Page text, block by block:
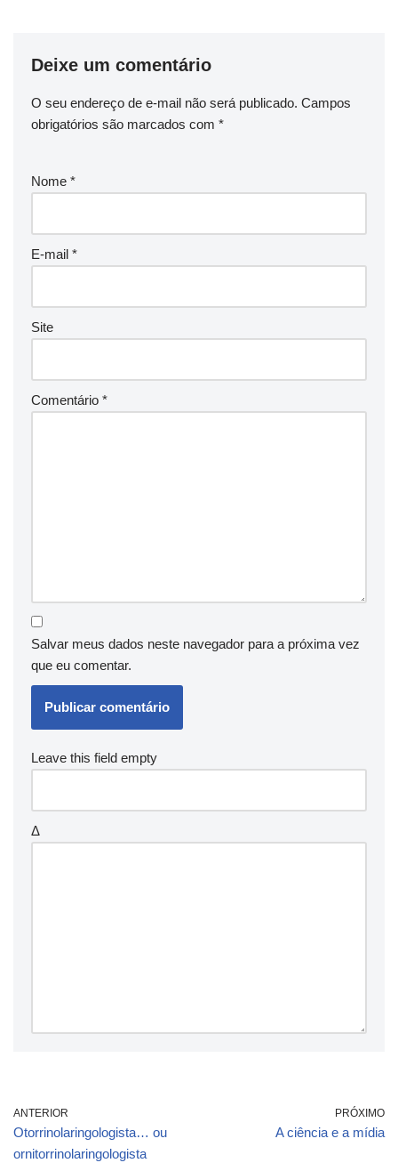
Deixe um comentário
O seu endereço de e-mail não será publicado. Campos
obrigatórios são marcados com *
Nome *
E-mail *
Site
Comentário *
Salvar meus dados neste navegador para a próxima vez
que eu comentar.
Leave this field empty
Δ
ANTERIOR
Otorrinolaringologista… ou
ornitorrinolaringologista
PRÓXIMO
A ciência e a mídia